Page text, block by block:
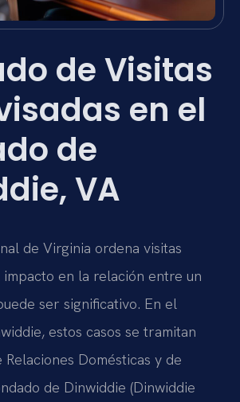
de Visitas
en el
de
VA
de Virginia ordena visitas
impacto en la relación entre un
ser significativo. En el
estos casos se tramitan
Domésticas y de
de Dinwiddie (Dinwiddie